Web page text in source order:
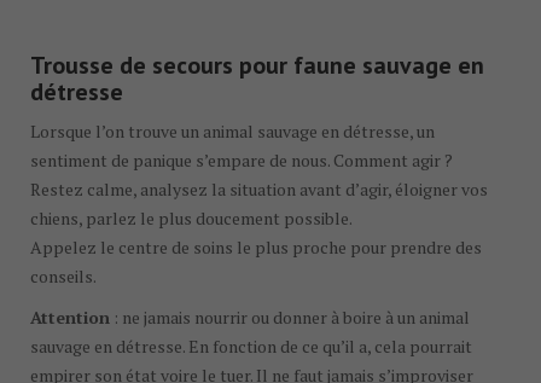
Trousse de secours pour faune sauvage en
détresse
Lorsque l’on trouve un animal sauvage en détresse, un
sentiment de panique s’empare de nous. Comment agir ?
Restez calme, analysez la situation avant d’agir, éloigner vos
chiens, parlez le plus doucement possible.
Appelez le centre de soins le plus proche pour prendre des
conseils.
Attention : ne jamais nourrir ou donner à boire à un animal
sauvage en détresse. En fonction de ce qu’il a, cela pourrait
empirer son état voire le tuer. Il ne faut jamais s’improviser